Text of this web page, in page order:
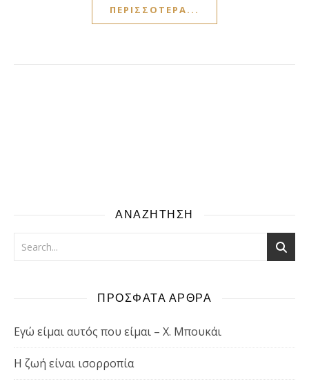
ΠΕΡΙΣΣΌΤΕΡΑ...
ΑΝΑΖΗΤΗΣΗ
ΠΡΟΣΦΑΤΑ ΑΡΘΡΑ
Εγώ είμαι αυτός που είμαι – Χ. Μπουκάι
Η ζωή είναι ισορροπία